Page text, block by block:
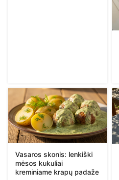
Vasaros skonis: lenkiški
mėsos kukuliai
kreminiame krapų padaže